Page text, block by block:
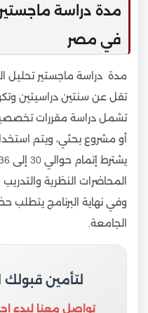
مدة دراسة
في مصر
مدة دراسة ماجستير تحليل
تقل عن سنتين دراسيتين
تشمل دراسة مقررات
أو مشروع بحثي، ويتم
المحاضرات النظرية
وفي نهاية البرنامج يتطلب
الجامعة.
لتأمين
تواصل معنا لبدء